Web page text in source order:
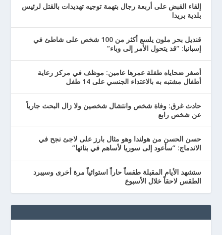
إلقاء القبض على أربعة رجال بتهمة توجيه تهديدات بالقتل لرئيس
بلدية بريدا
قنديل بحر ملون يلسع أكثر من 100 شخص على شاطئ في
إسبانيا: “قد يتحول الأمر إلى وباء”
أصغر ضحاياه طفلة عمرها عامين: موظف في مركز رعاية
أطفال مشتبه به بالاعتداء الجنسي على 14 طفل
حادث غرق: وفاة شخص وانتشال شخصين ولا زال البحث جارياً
عن شخص رابع
حسن الحسن من هولندا وهو مثال بارز على لاجئ نجح في
الاندماج: “سأعود إلى سوريا لأساهم في بنائها”
ستشهد الأيام المقبلة طقساً حاراً استوائياً مرة أخرى وسيبرد
الطقس لاحقاً خلال الأسبوع